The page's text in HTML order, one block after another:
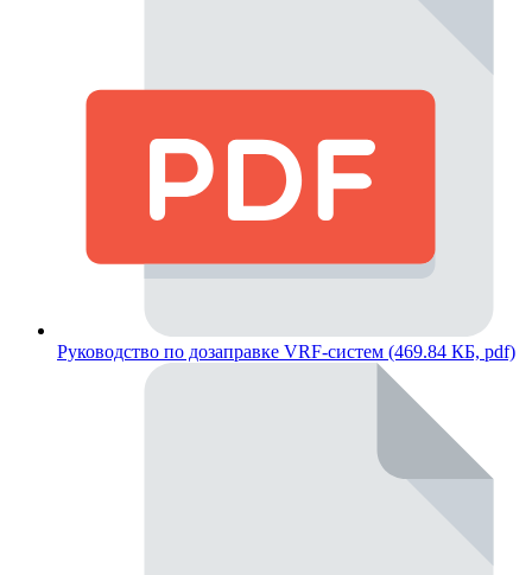
Руководство по дозаправке VRF-систем (469.84 КБ, pdf)